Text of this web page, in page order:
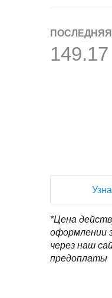
*Цена
оформлении
через наш
предоплаты